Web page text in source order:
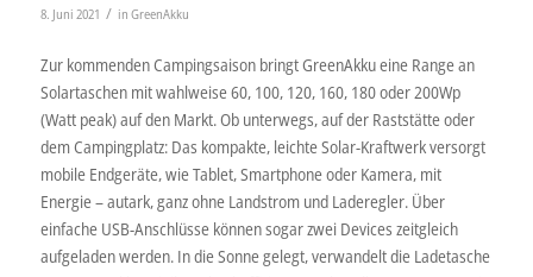
8. Juni 2021 / in GreenAkku
Zur kommenden Campingsaison bringt GreenAkku eine Range an
Solartaschen mit wahlweise 60, 100, 120, 160, 180 oder 200Wp
(Watt peak) auf den Markt. Ob unterwegs, auf der Raststätte oder
dem Campingplatz: Das kompakte, leichte Solar-Kraftwerk versorgt
mobile Endgeräte, wie Tablet, Smartphone oder Kamera, mit
Energie – autark, ganz ohne Landstrom und Laderegler. Über
einfache USB-Anschlüsse können sogar zwei Devices zeitgleich
aufgeladen werden. In die Sonne gelegt, verwandelt die Ladetasche